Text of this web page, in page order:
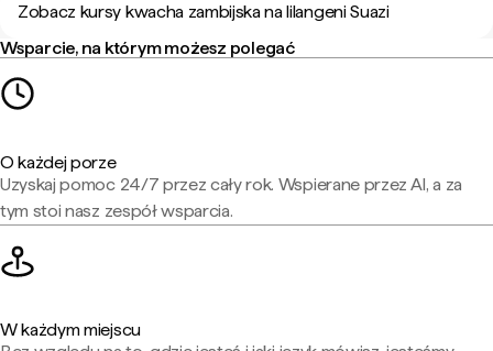
Zobacz kursy kwacha zambijska na lilangeni Suazi
Wsparcie, na którym możesz polegać
O każdej porze
Uzyskaj pomoc 24/7 przez cały rok. Wspierane przez AI, a za
tym stoi nasz zespół wsparcia.
W każdym miejscu